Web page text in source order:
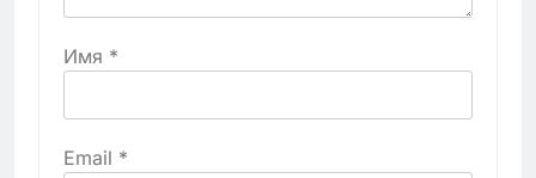
Имя *
Email *